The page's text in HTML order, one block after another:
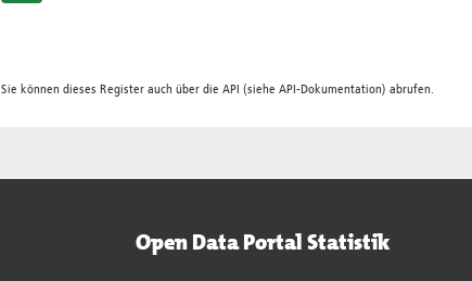
Sie können dieses Register auch über die API (siehe API-Dokumentation) abrufen.
Open Data Portal Statistik